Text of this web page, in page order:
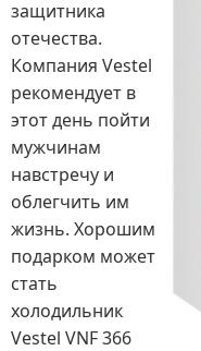
защитника
отечества.
Компания Vestel
рекомендует в
этот день пойти
мужчинам
навстречу и
облегчить им
жизнь. Хорошим
подарком может
стать
холодильник
Vestel VNF 366